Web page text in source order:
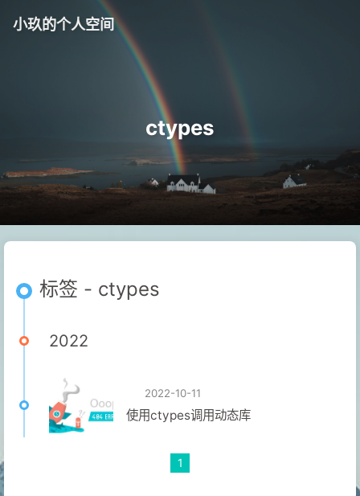
小玖的个人空间
ctypes
标签 - ctypes
2022
2022-10-11
使用ctypes调用动态库
1